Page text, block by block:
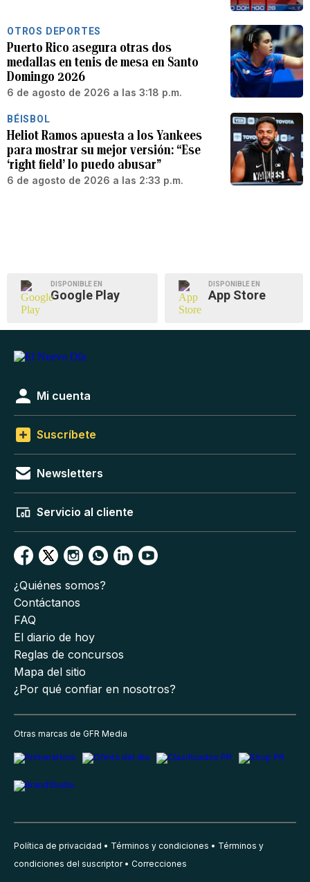
OTROS DEPORTES
Puerto Rico asegura otras dos
medallas en tenis de mesa en Santo
Domingo 2026
6 de agosto de 2026 a las 3:18 p.m.
BÉISBOL
Heliot Ramos apuesta a los Yankees
para mostrar su mejor versión: “Ese
‘right field’ lo puedo abusar”
6 de agosto de 2026 a las 2:33 p.m.
DISPONIBLE EN
Google Play
DISPONIBLE EN
App Store
Mi cuenta
Suscríbete
Newsletters
Servicio al cliente
¿Quiénes somos?
Contáctanos
FAQ
El diario de hoy
Reglas de concursos
Mapa del sitio
¿Por qué confiar en nosotros?
Otras marcas de GFR Media
Política de privacidad Términos y condiciones
Términos y
condiciones del suscriptor
Correcciones